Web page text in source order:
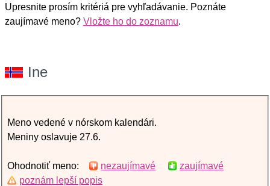
Upresnite prosím kritériá pre vyhľadávanie. Poznáte
zaujímavé meno? Vložte ho do zoznamu.
Ine
Meno vedené v nórskom kalendári.
Meniny oslavuje 27.6.
Ohodnotiť meno: nezaujímavé
zaujímavé
poznám lepší popis